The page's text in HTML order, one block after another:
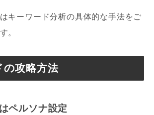
キーワード分析の具体的な手法をご
。
の攻略方法
ペルソナ設定